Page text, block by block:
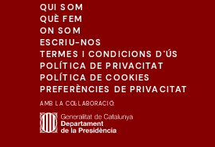
QUI SOM
QUÈ FEM
ON SOM
ESCRIU-NOS
TERMES I CONDICIONS D'ÚS
POLÍTICA DE PRIVACITAT
POLÍTICA DE COOKIES
PREFERÈNCIES DE PRIVACITAT
AMB LA COL·LABORACIÓ: